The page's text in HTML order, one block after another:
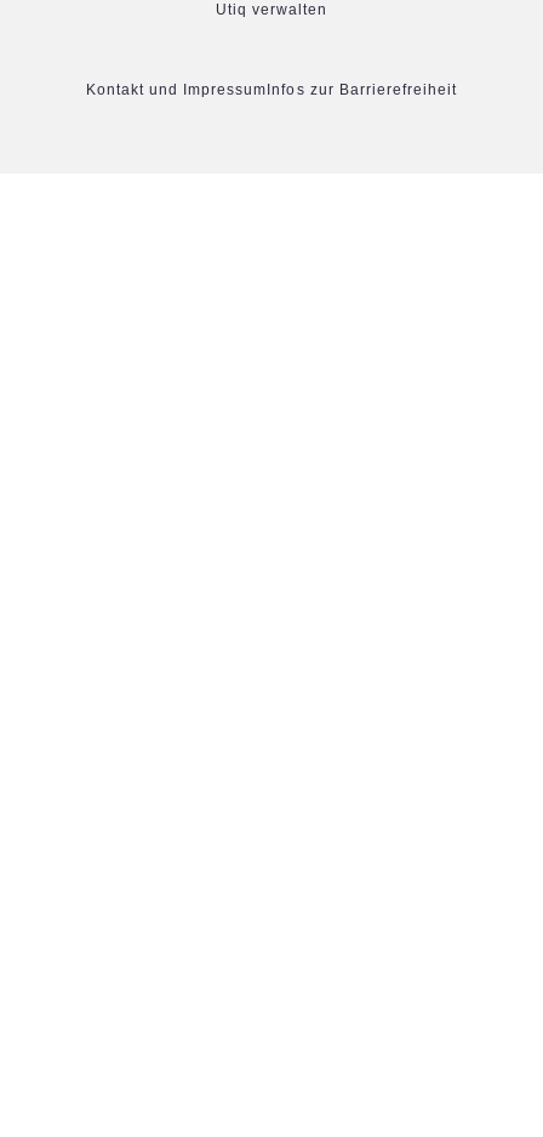
Utiq verwalten
Kontakt und Impressum Infos zur Barrierefreiheit